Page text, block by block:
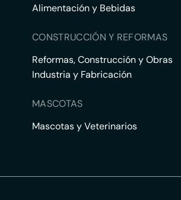
Alimentación y Bebidas
CONSTRUCCIÓN Y REFORMAS
Reformas, Construcción y Obras
Industria y Fabricación
MASCOTAS
Mascotas y Veterinarios